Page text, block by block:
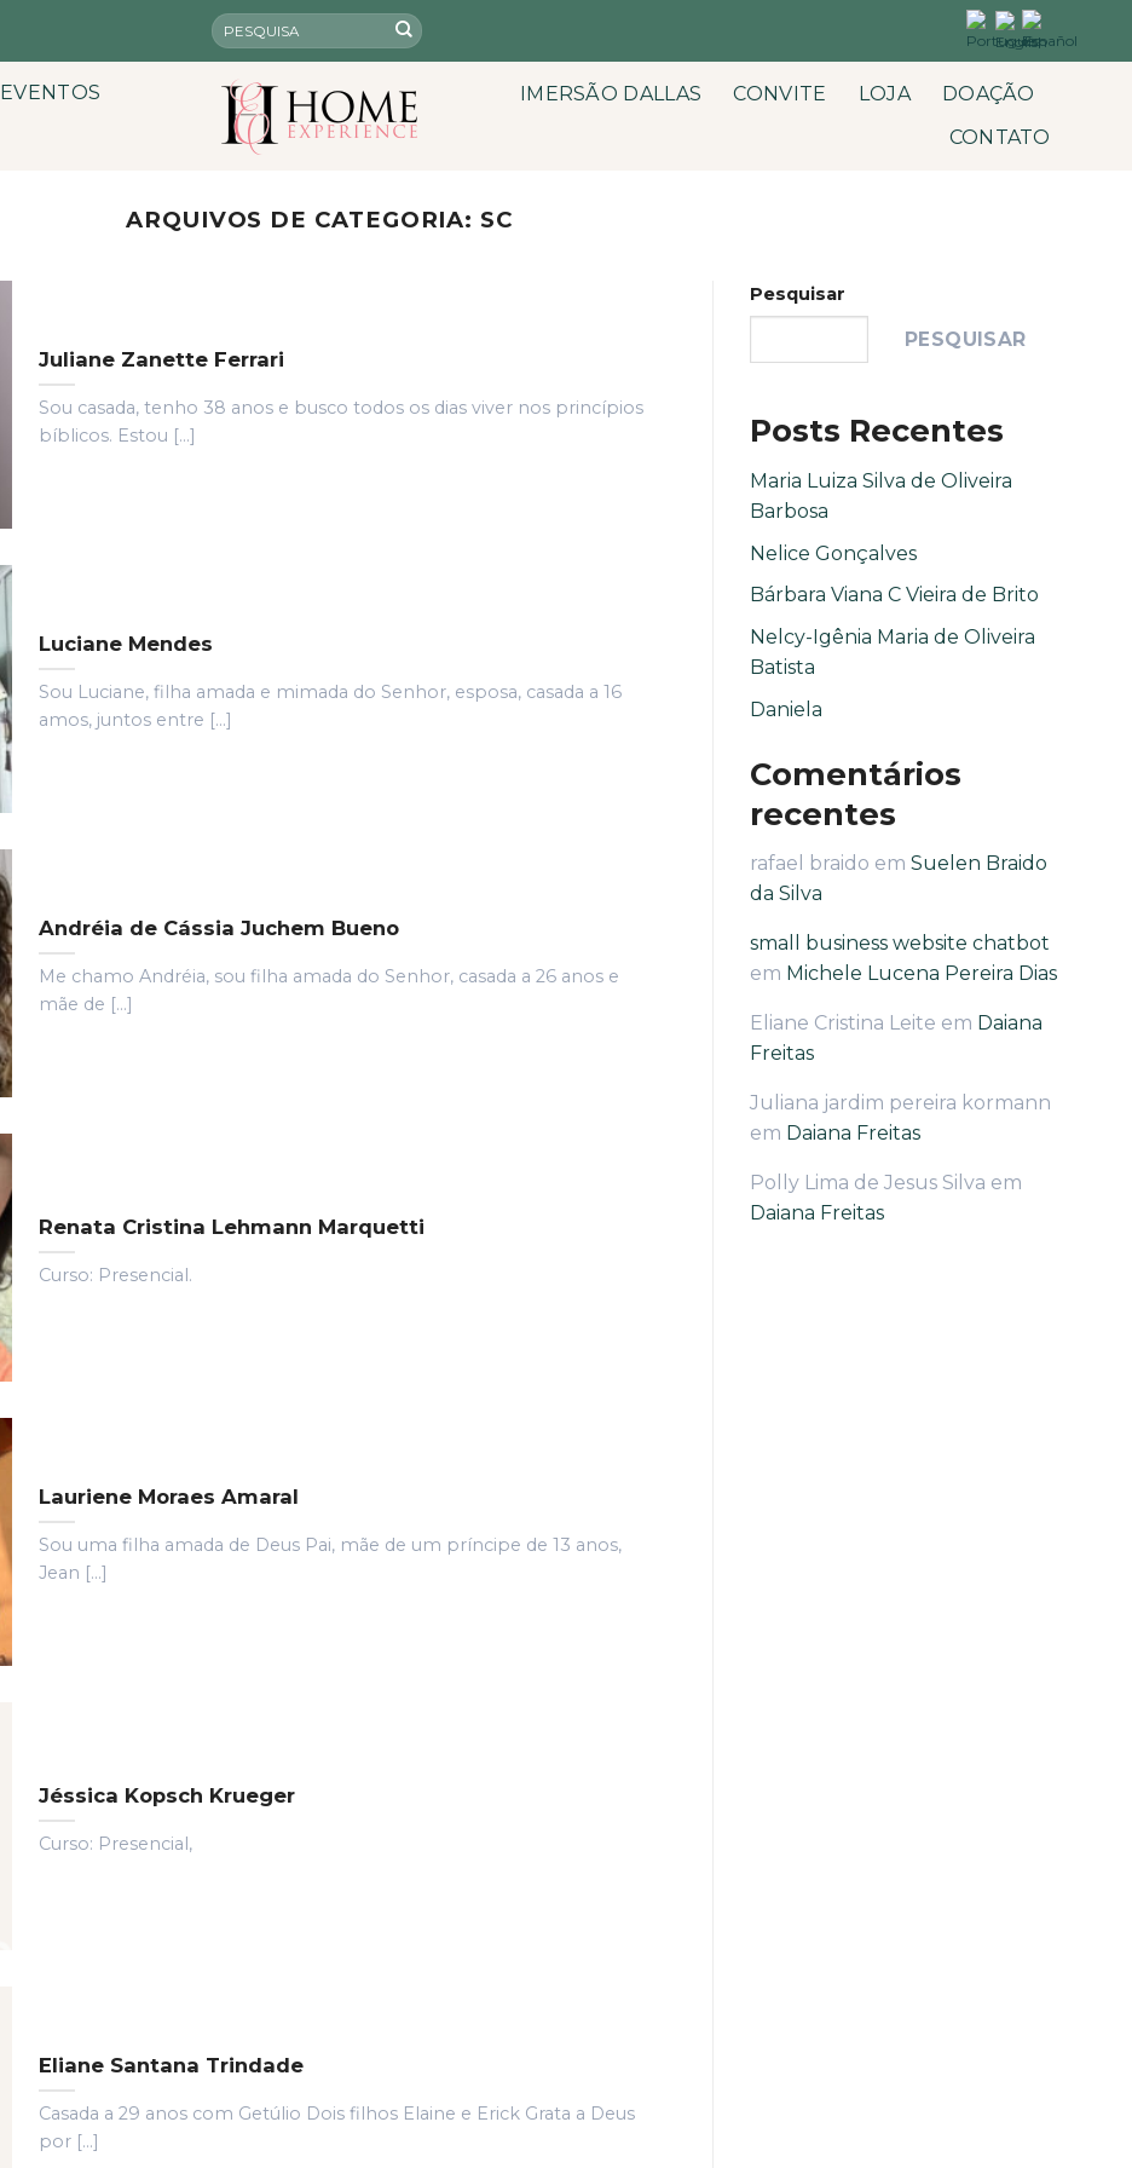
EVENTOS IMERSÃO DALLAS CONVITE LOJA
DOAÇÃO
CONTATO
ARQUIVOS DE CATEGORIA: SC
Juliane Zanette Ferrari
Sou casada, tenho 38 anos e busco todos os dias viver nos princípios
bíblicos. Estou [...]
Luciane Mendes
Sou Luciane, filha amada e mimada do Senhor, esposa, casada a 16
amos, juntos entre [...]
Andréia de Cássia Juchem Bueno
Me chamo Andréia, sou filha amada do Senhor, casada a 26 anos e
mãe de [...]
Renata Cristina Lehmann Marquetti
Curso: Presencial.
Lauriene Moraes Amaral
Sou uma filha amada de Deus Pai, mãe de um príncipe de 13 anos,
Jean [...]
Jéssica Kopsch Krueger
Curso: Presencial,
Eliane Santana Trindade
Casada a 29 anos com Getúlio Dois filhos Elaine e Erick Grata a Deus
por [...]
Pesquisar
PESQUISAR
Posts Recentes
Maria Luiza Silva de Oliveira
Barbosa
Nelice Gonçalves
Bárbara Viana C Vieira de Brito
Nelcy-Igênia Maria de Oliveira
Batista
Daniela
Comentários
recentes
rafael braido em Suelen Braido
da Silva
small business website chatbot
em Michele Lucena Pereira Dias
Eliane Cristina Leite em Daiana
Freitas
Juliana jardim pereira kormann
em Daiana Freitas
Polly Lima de Jesus Silva em
Daiana Freitas